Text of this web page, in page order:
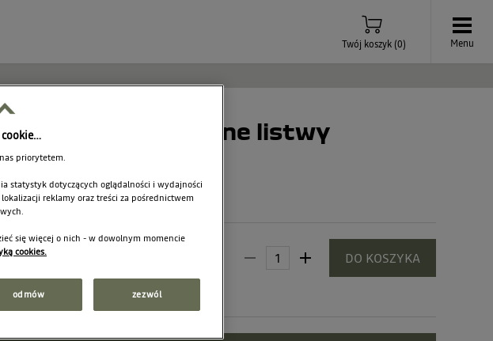
Twój koszyk (0) Menu
podświetlane listwy
Dacia
rekomendowana: DO KOSZYKA
cookie…
priorytetem.
statystyk dotyczących oglądalności i wydajności
reklamy oraz treści za pośrednictwem
się więcej o nich - w dowolnym momencie
cookies.
odmów zezwól